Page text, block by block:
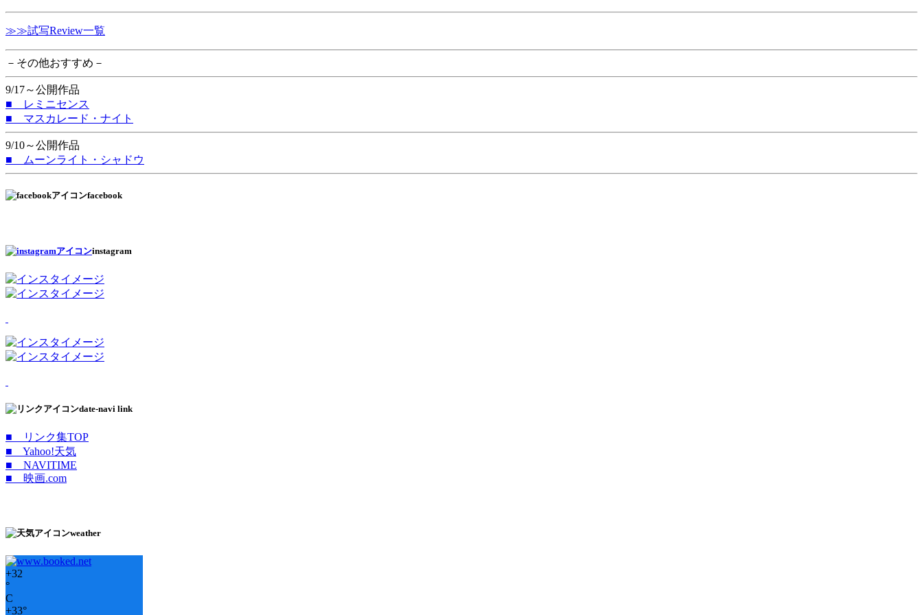
≫≫試写Review一覧
－その他おすすめ－
9/17～公開作品
■ レミニセンス
■ マスカレード・ナイト
9/10～公開作品
■ ムーンライト・シャドウ
facebook
instagram
date-navi link
■ リンク集TOP
■ Yahoo!天気
■ NAVITIME
■ 映画.com
weather
+32
°
C
+33°